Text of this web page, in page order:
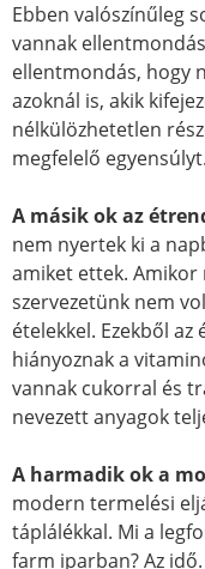
Ebben valószínűleg
vannak
ellentmondás, hogy
azoknál is, akik
nélkülözhetetlen
megfelelő egyensúlyt.
A másik ok az
nem nyertek ki a
amiket ettek. Amikor
szervezetünk nem
ételekkel. Ezekből
hiányoznak a
vannak cukorral és
nevezett anyagok
A harmadik ok a
modern termelési
táplálékkal. Mi a
farm iparban? Az